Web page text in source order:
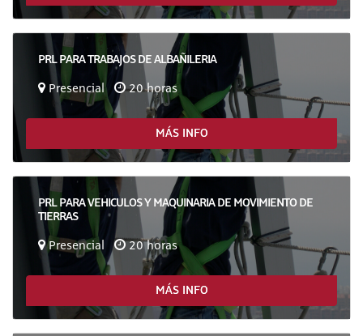
PRL PARA TRABAJOS DE ALBAÑILERIA
Presencial 20 horas
MÁS INFO
PRL PARA VEHICULOS Y MAQUINARIA DE MOVIMIENTO DE
TIERRAS
Presencial 20 horas
MÁS INFO